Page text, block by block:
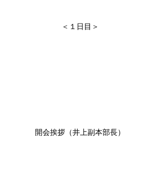
＜１日目＞
開会挨拶（井上副本部長）